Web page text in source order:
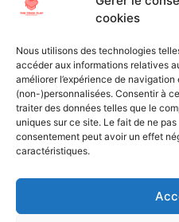
cookies
Nous utilisons des technologies
accéder aux informations relatives
améliorer l’expérience de
(non-)personnalisées. Consentir à
traiter des données telles que le
uniques sur ce site. Le fait de ne
consentement peut avoir un effet
caractéristiques.
WrestleMania 39 – Quels
Ce samedi a débuté
catch. L’évènement s’est
1er et 2 avril) du côté du
Angeles Chargers et
deux sports relativement
Tous les textes présents sur